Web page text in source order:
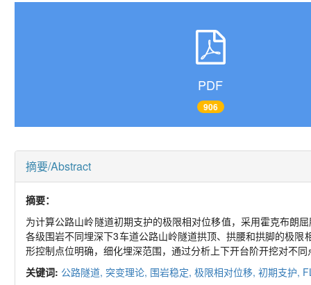
PDF
906
摘要/Abstract
摘要：
为计算公路山岭隧道初期支护的极限相对位移值，采用霍克布朗
各级围岩不同埋深下3车道公路山岭隧道拱顶、拱腰和拱脚的极
形控制点位明确，细化埋深范围，通过分析上下开台阶开挖对不
关键词: 公路隧道, 突变理论, 围岩稳定, 极限相对位移, 初期支护,